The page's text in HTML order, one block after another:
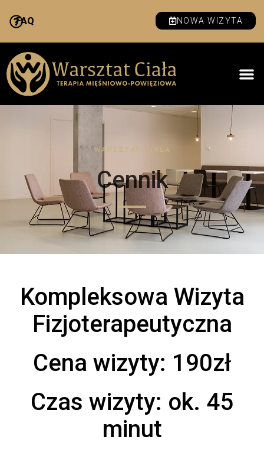
FAQ NOWA WIZYTA
WARSZTAT CIAŁA
Cennik
Kompleksowa Wizyta
Fizjoterapeutyczna
Cena wizyty: 190zł
Czas wizyty: ok. 45
minut